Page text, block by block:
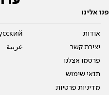
פנו אלינו
אודות
יצירת קשר
פרסמו אצלנו
תנאי שימוש
מדיניות פרטיות
عربية